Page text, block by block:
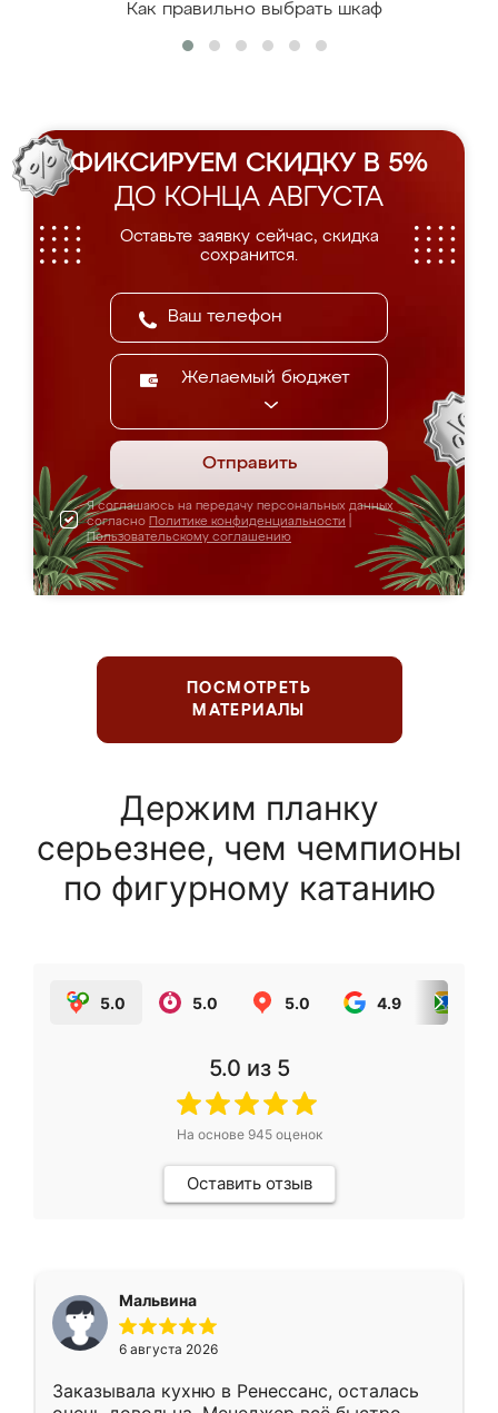
Как правильно выбрать шкаф
ФИКСИРУЕМ СКИДКУ В 5%
ДО КОНЦА АВГУСТА
Оставьте заявку сейчас, скидка
сохранится.
Желаемый бюджет
Отправить
Я соглашаюсь на передачу персональных данных
согласно Политике конфиденциальности
Пользовательскому соглашению
ПОСМОТРЕТЬ
МАТЕРИАЛЫ
Держим планку
серьезнее, чем чемпионы
по фигурному катанию
5.0 5.0 5.0 4.9
5.0 из 5
На основе 945оценок
Оставить отзыв
Мальвина
6 августа 2026
Заказывала кухню в Ренессанс, осталась